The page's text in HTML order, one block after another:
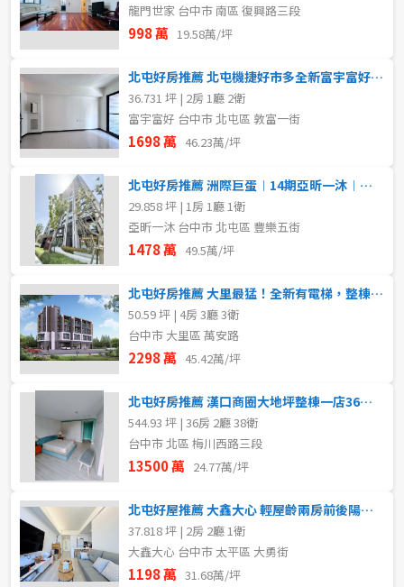
龍門世家 台中市 南區 復興路三段
998 萬 19.58萬/坪
北屯好房推薦 北屯機捷好市多全新富宇富好兩房平車
36.731 坪 | 2房 1廳 2衛
富宇富好 台中市 北屯區 敦富一街
1698 萬 46.23萬/坪
北屯好房推薦 洲際巨蛋︱14期亞昕一沐︱小豪宅配平車
29.858 坪 | 1房 1廳 1衛
亞昕一沐 台中市 北屯區 豐樂五街
1478 萬 49.5萬/坪
北屯好房推薦 大里最猛！全新有電梯，整棟四樓車庫豪墅
50.59 坪 | 4房 3廳 3衛
台中市 大里區 萬安路
2298 萬 45.42萬/坪
北屯好房推薦 漢口商圈大地坪整棟一店36套單一承租方
544.93 坪 | 36房 2廳 38衛
台中市 北區 梅川西路三段
13500 萬 24.77萬/坪
北屯好屋推薦 大鑫大心 輕屋齡兩房前後陽台配平車
37.818 坪 | 2房 2廳 1衛
大鑫大心 台中市 太平區 大勇街
1198 萬 31.68萬/坪